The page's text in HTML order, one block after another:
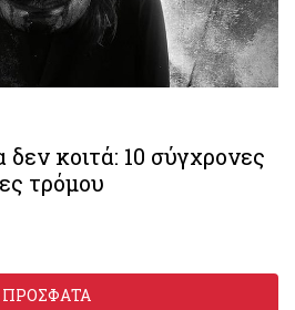
κοιτά: 10 σύγχρονες
τρόμου
ΠΡΟΣΦΑΤΑ